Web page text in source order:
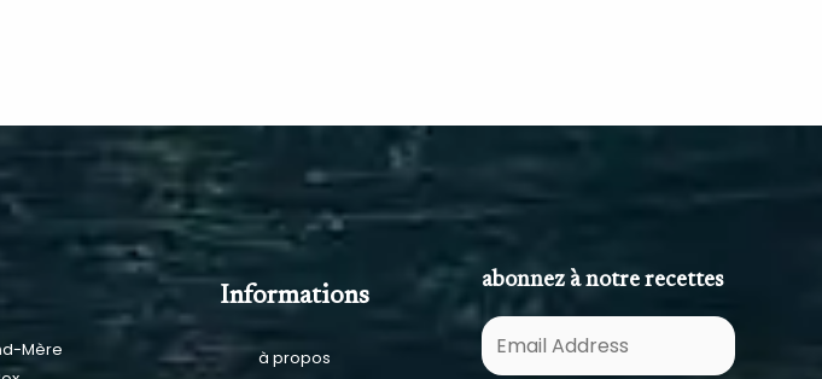
Mère
Informations
à propos
abonnez à notre recettes
E
m